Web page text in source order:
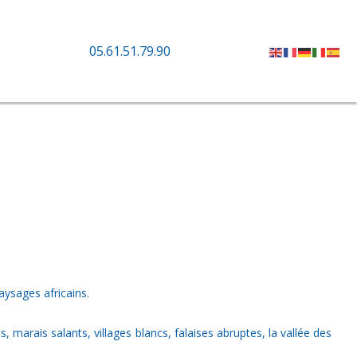
05.61.51.79.90
africains.
marais salants, villages blancs, falaises abruptes, la vallée des